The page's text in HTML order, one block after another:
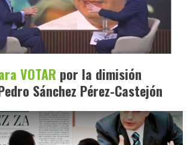
VOTAR por la dimisión
Sánchez Pérez-Castejón